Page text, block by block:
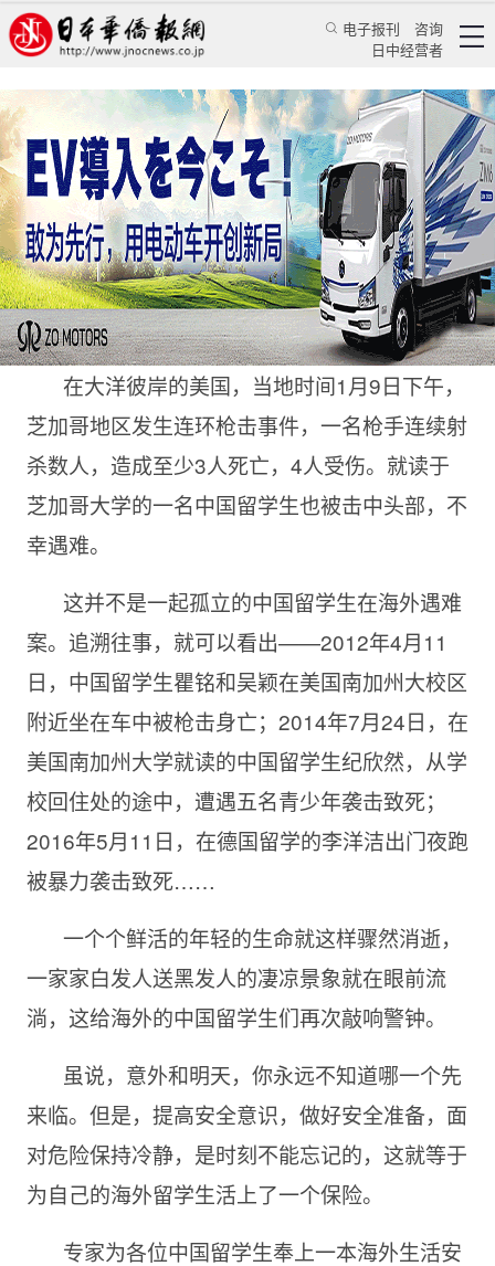
电子报刊
咨询
日中经营者
中国留学生连连遭枪杀 海外学子必须学会护身
《日本新华侨报》记者 乔聚 华人新闻 留学生活
日本华侨报网 2021/1/15 09:18:54
在大洋彼岸的美国，当地时间1月9日下午，
芝加哥地区发生连环枪击事件，一名枪手连续射
杀数人，造成至少3人死亡，4人受伤。就读于
芝加哥大学的一名中国留学生也被击中头部，不
幸遇难。
这并不是一起孤立的中国留学生在海外遇难
案。追溯往事，就可以看出——2012年4月11
日，中国留学生瞿铭和吴颖在美国南加州大校区
附近坐在车中被枪击身亡；2014年7月24日，在
美国南加州大学就读的中国留学生纪欣然，从学
校回住处的途中，遭遇五名青少年袭击致死；
2016年5月11日，在德国留学的李洋洁出门夜跑
被暴力袭击致死……
一个个鲜活的年轻的生命就这样骤然消逝，
一家家白发人送黑发人的凄凉景象就在眼前流
淌，这给海外的中国留学生们再次敲响警钟。
虽说，意外和明天，你永远不知道哪一个先
来临。但是，提高安全意识，做好安全准备，面
对危险保持冷静，是时刻不能忘记的，这就等于
为自己的海外留学生活上了一个保险。
专家为各位中国留学生奉上一本海外生活安